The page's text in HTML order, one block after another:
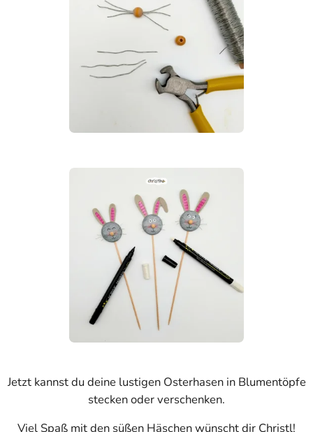
Jetzt kannst du deine lustigen Osterhasen in Blumentöpfe
stecken oder verschenken.
Viel Spaß mit den süßen Häschen wünscht dir Christl!